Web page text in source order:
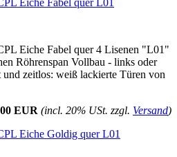
Eiche Fabel quer L01
Eiche Fabel quer 4 Lisenen "L01"
Röhrenspan Vollbau - links oder
und zeitlos: weiß lackierte Türen von
EUR (incl. 20% USt. zzgl. Versand)
Eiche Goldig quer L01